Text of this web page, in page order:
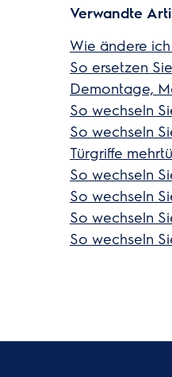
Verwandte
Wie ändere
So ersetzen
Demontage,
So wechseln
So wechseln
Türgriffe
So wechseln
So wechseln
So wechseln
So wechseln